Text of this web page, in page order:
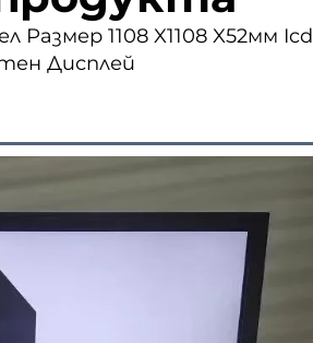
Размер 1108 X1108 X52мм Icd
Дисплей